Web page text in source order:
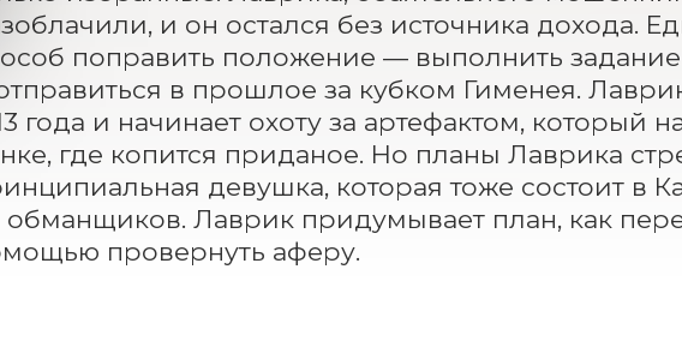
и он остался без источника дохода.
поправить положение — выполнить
в прошлое за кубком Гименея.
года и начинает охоту за артефактом, который
где копится приданое. Но планы Лаврика
девушка, которая тоже состоит в
обманщиков. Лаврик придумывает план, как
провернуть аферу.